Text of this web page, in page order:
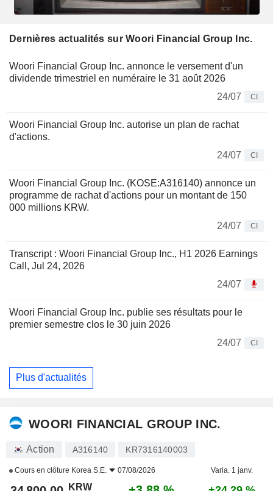
Dernières actualités sur Woori Financial Group Inc.
Woori Financial Group Inc. annonce le versement d'un
dividende trimestriel en numéraire le 31 août 2026
24/07
CI
Woori Financial Group Inc. autorise un plan de rachat
d'actions.
24/07
CI
Woori Financial Group Inc. (KOSE:A316140) annonce un
programme de rachat d'actions pour un montant de 150
000 millions KRW.
24/07
CI
Transcript : Woori Financial Group Inc., H1 2026 Earnings
Call, Jul 24, 2026
24/07
Woori Financial Group Inc. publie ses résultats pour le
premier semestre clos le 30 juin 2026
24/07
CI
Plus d'actualités
WOORI FINANCIAL GROUP INC.
Action A316140 KR7316140003
Cours en clôture Korea S.E. 07/08/2026 Varia. 1 janv.
KRW